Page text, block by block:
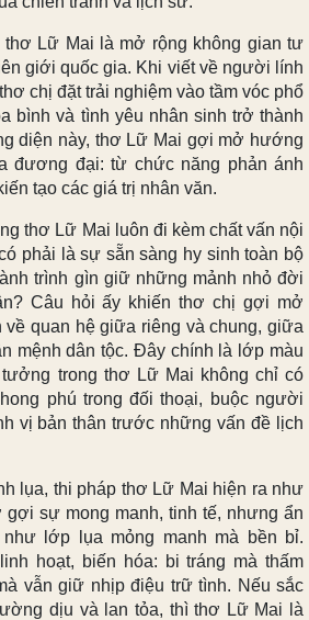
thơ Lữ Mai là mở rộng không gian tư
giới quốc gia. Khi viết về người lính
chị đặt trải nghiệm vào tầm vóc phổ
bình và tình yêu nhân sinh trở thành
diện này, thơ Lữ Mai gợi mở hướng
đương đại: từ chức năng phản ánh
tạo các giá trị nhân văn.
thơ Lữ Mai luôn đi kèm chất vấn nội
phải là sự sẵn sàng hy sinh toàn bộ
trình gìn giữ những mảnh nhỏ đời
Câu hỏi ấy khiến thơ chị gợi mở
quan hệ giữa riêng và chung, giữa
mệnh dân tộc. Đây chính là lớp màu
trong thơ Lữ Mai không chỉ có
phú trong đối thoại, buộc người
vị bản thân trước những vấn đề lịch
lụa, thi pháp thơ Lữ Mai hiện ra như
gợi sự mong manh, tinh tế, nhưng ẩn
lớp lụa mỏng manh mà bền bỉ.
hoạt, biến hóa: bi tráng mà thấm
vẫn giữ nhịp điệu trữ tình. Nếu sắc
dịu và lan tỏa, thì thơ Lữ Mai là